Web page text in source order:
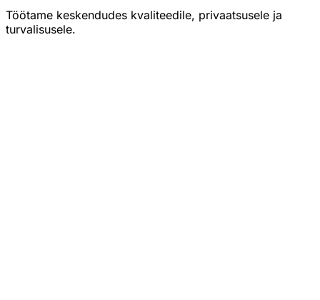
Töötame keskendudes kvaliteedile, privaatsusele ja
turvalisusele.